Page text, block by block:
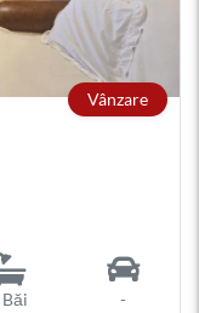
Vânzare
Băi -